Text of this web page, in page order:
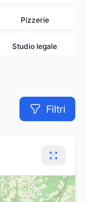
Pizzerie
Studio legale
Filtri
1112
13
16